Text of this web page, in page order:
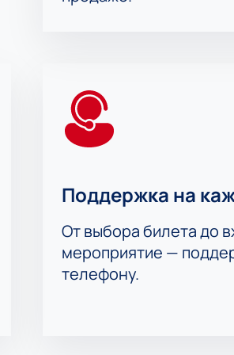
Поддержка на
От выбора билета до
мероприятие —
телефону.